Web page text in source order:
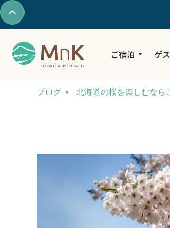
ご宿泊 ゲ
ブログ 北海道の桜を楽しむなら